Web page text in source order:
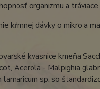
organizmu a tráviace
kŕmnej dávky o mikro a
kvasnice kmeňa
Acerola - Malpighia
sp. so